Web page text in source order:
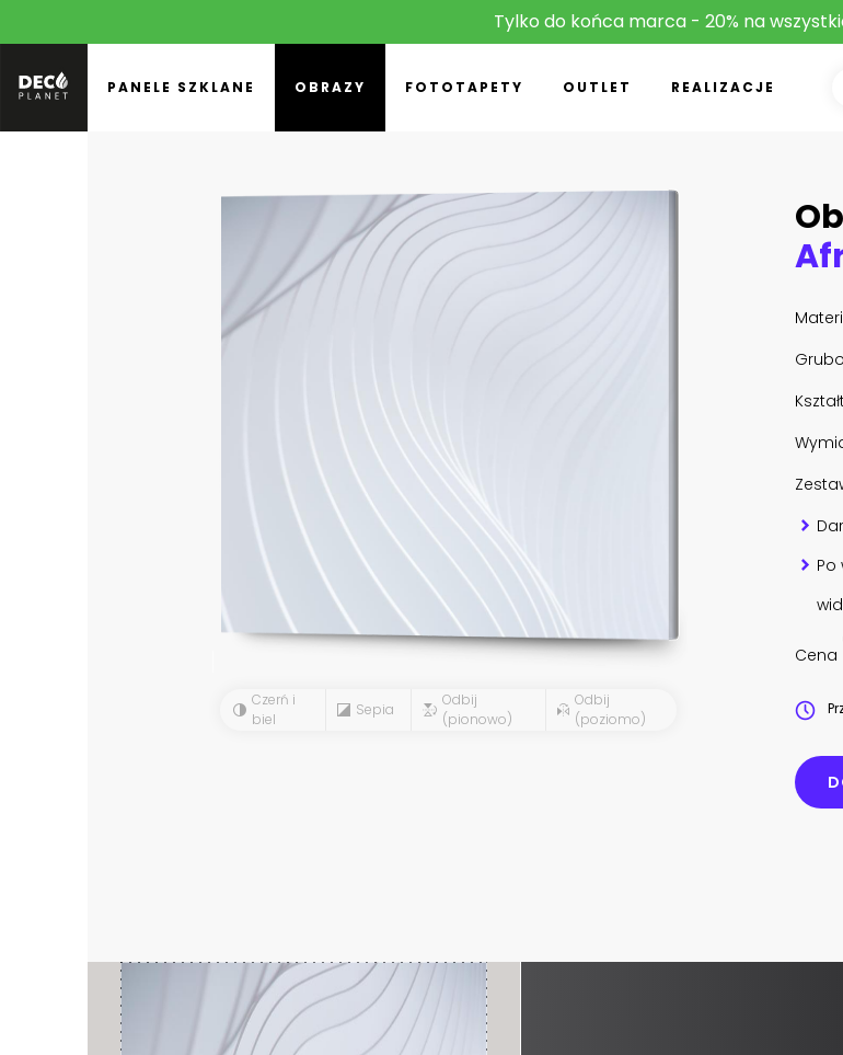
Tylko do końca marca - 20% na
PANELE SZKLANE OBRAZY FOTOTAPETY OUTLET REALIZACJE
Czerń i
biel
Sepia
Odbij
(pionowo)
Odbij
(poziomo)
Po
Cena